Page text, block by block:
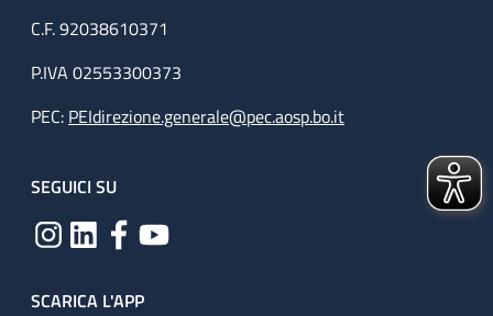
C.F. 92038610371
P.IVA 02553300373
PEC: PEIdirezione.generale@pec.aosp.bo.it
SEGUICI SU
SCARICA L'APP